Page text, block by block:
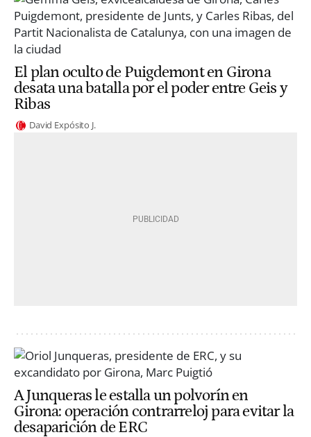
El plan oculto de Puigdemont en Girona
desata una batalla por el poder entre Geis y
Ribas
David Expósito J.
A Junqueras le estalla un polvorín en
Girona: operación contrarreloj para evitar la
desaparición de ERC